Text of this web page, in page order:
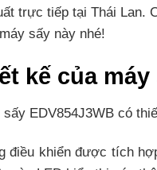
trực tiếp tại Thái Lan.
sấy này nhé!
kế của máy
sấy EDV854J3WB có
điều khiển được tích